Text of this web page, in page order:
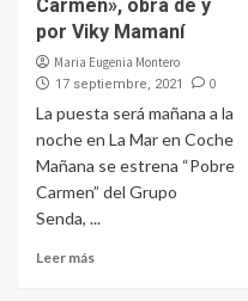
Carmen», obra de y
por Viky Mamaní
Maria Eugenia Montero
17 septiembre, 2021 0
La puesta será mañana a la
noche en La Mar en Coche
Mañana se estrena “Pobre
Carmen” del Grupo
Senda, ...
Leer más